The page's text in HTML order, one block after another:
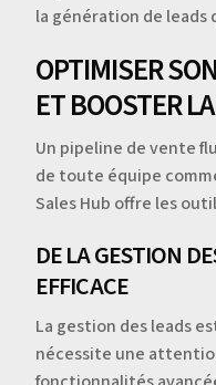
la génération de leads
OPTIMISER
ET BOOSTER
Un pipeline de vente
de toute équipe
Sales Hub offre les
DE LA GESTION
EFFICACE
La gestion des leads
nécessite une